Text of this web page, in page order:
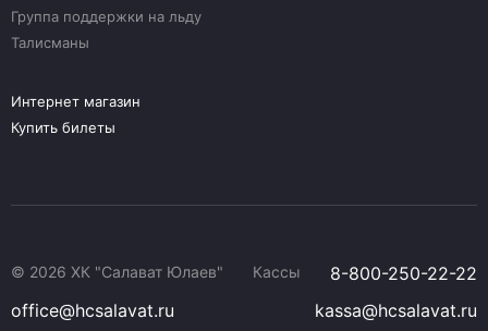
Группа поддержки на льду
Талисманы
Интернет магазин
Купить билеты
© 2026 ХК "Салават Юлаев" Кассы
8-800-250-22-22
office@hcsalavat.ru
kassa@hcsalavat.ru